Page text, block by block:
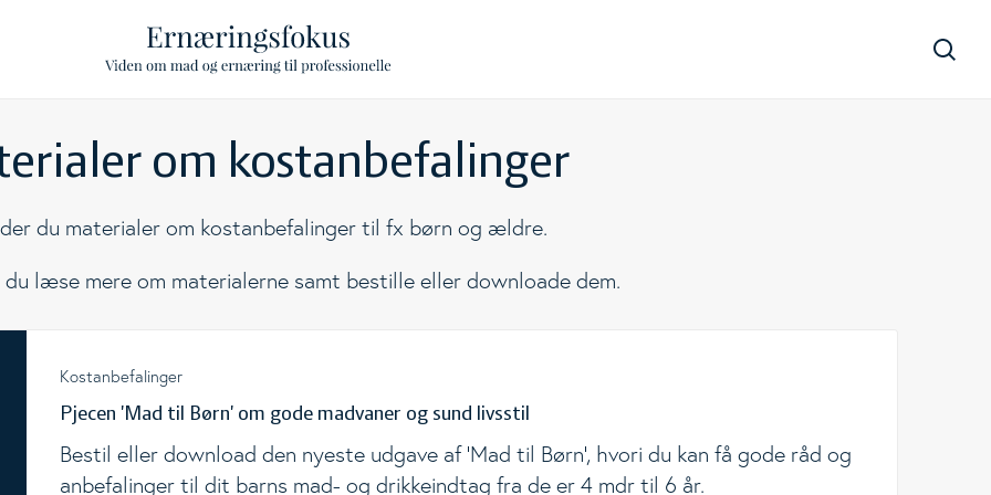
Level
Level
om kostanbefalinger
du materialer om kostanbefalinger til fx børn og ældre.
du læse mere om materialerne samt bestille eller downloade dem.
Kostanbefalinger
Pjecen 'Mad til Børn' om gode madvaner og sund livsstil
Bestil eller download den nyeste udgave af 'Mad til Børn', hvori du kan få gode råd og
anbefalinger til dit barns mad- og drikkeindtag fra de er 4 mdr til 6 år.